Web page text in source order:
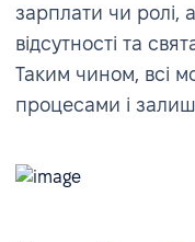
зарплати чи ролі,
відсутності та
Таким чином, всі
процесами і